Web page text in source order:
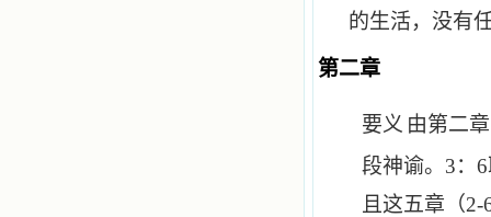
的生活，没有
第二章
要义 由第二
段神谕。 3： 6
且这五章（2-